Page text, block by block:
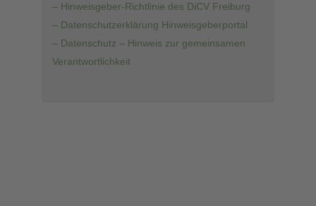
– Hinweisgeber-Richtlinie des DiCV Freiburg
– Datenschutzerklärung Hinweisgeberportal
– Datenschutz – Hinweis zur gemeinsamen
Verantwortlichkeit